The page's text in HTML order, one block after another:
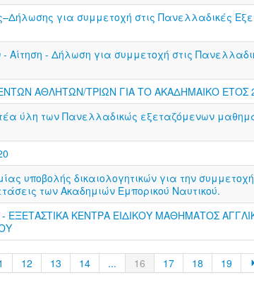
για συμμετοχή στις Πανελλαδικές
- Αίτηση - Δήλωση για συμμετοχή στις
ΑΘΛΗΤΩΝ/ΤΡΙΩΝ ΓΙΑ ΤΟ ΑΚΑΔΗΜΑΙΚΟ ΕΤΟΣ
ύλη των Πανελλαδικώς εξεταζόμενων
υποβολής δικαιολογητικών για την
των Ακαδημιών Εμπορικού Ναυτικού.
- ΕΞΕΤΑΣΤΙΚΑ ΚΕΝΤΡΑ ΕΙΔΙΚΟΥ ΜΑΘΗΜΑΤΟΣ
12 13 14 ... 16 17 18 19